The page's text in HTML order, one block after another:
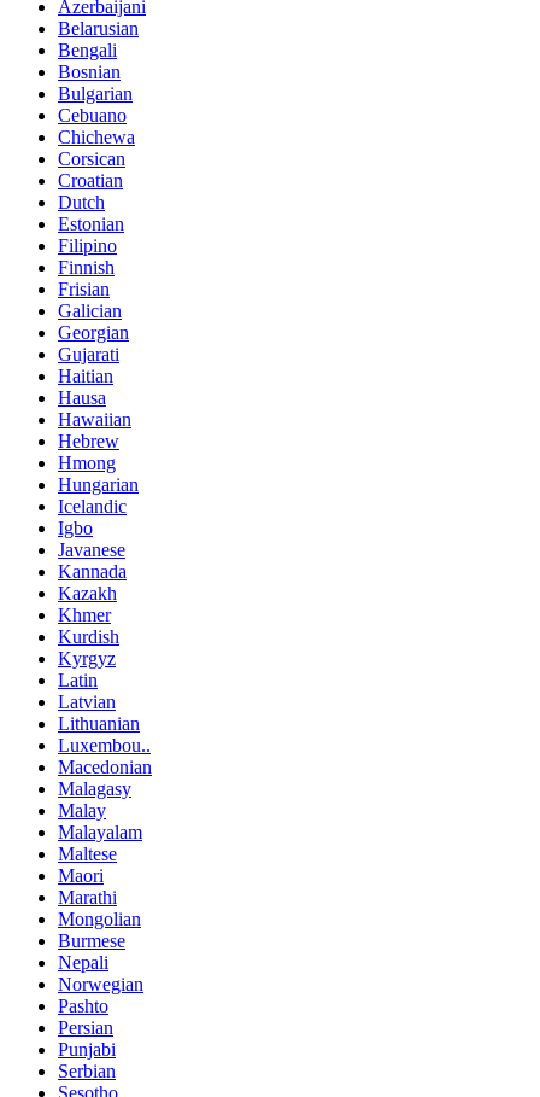
Azerbaijani
Belarusian
Bengali
Bosnian
Bulgarian
Cebuano
Chichewa
Corsican
Croatian
Dutch
Estonian
Filipino
Finnish
Frisian
Galician
Georgian
Gujarati
Haitian
Hausa
Hawaiian
Hebrew
Hmong
Hungarian
Icelandic
Igbo
Javanese
Kannada
Kazakh
Khmer
Kurdish
Kyrgyz
Latin
Latvian
Lithuanian
Luxembou..
Macedonian
Malagasy
Malay
Malayalam
Maltese
Maori
Marathi
Mongolian
Burmese
Nepali
Norwegian
Pashto
Persian
Punjabi
Serbian